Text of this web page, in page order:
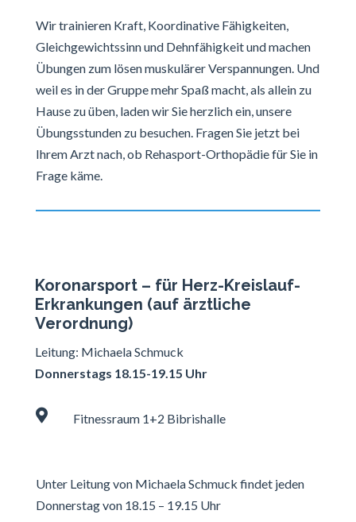
Wir trainieren Kraft, Koordinative Fähigkeiten,
Gleichgewichtssinn und Dehnfähigkeit und machen
Übungen zum lösen muskulärer Verspannungen. Und
weil es in der Gruppe mehr Spaß macht, als allein zu
Hause zu üben, laden wir Sie herzlich ein, unsere
Übungsstunden zu besuchen. Fragen Sie jetzt bei
Ihrem Arzt nach, ob Rehasport-Orthopädie für Sie in
Frage käme.
Koronarsport – für Herz-Kreislauf-
Erkrankungen (auf ärztliche
Verordnung)
Leitung: Michaela Schmuck
Donnerstags 18.15-19.15 Uhr
 Fitnessraum 1+2 Bibrishalle
Unter Leitung von Michaela Schmuck findet jeden
Donnerstag von 18.15 – 19.15 Uhr